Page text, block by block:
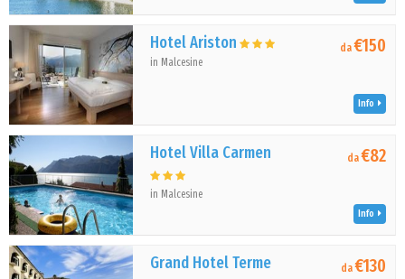
Hotel Ariston
in Malcesine
da€150
Info
Hotel Villa Carmen
in Malcesine
da€82
Info
Grand Hotel Terme da€130